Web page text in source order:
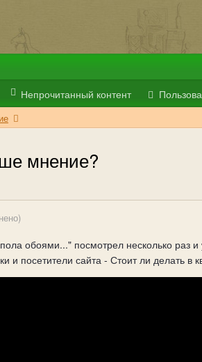
Непрочитанный контент
мнение?
обоями..." посмотрел несколько раз
и посетители сайта - Стоит ли делать